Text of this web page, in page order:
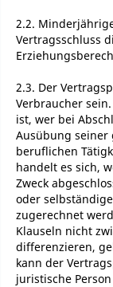
2.2.
Vertragsschluss
2.3. Der
Verbraucher
ist, wer bei
Ausübung seiner
beruflichen
handelt es sich,
Zweck
oder
zugerechnet
Klauseln nicht
differenzieren,
kann der
juristische